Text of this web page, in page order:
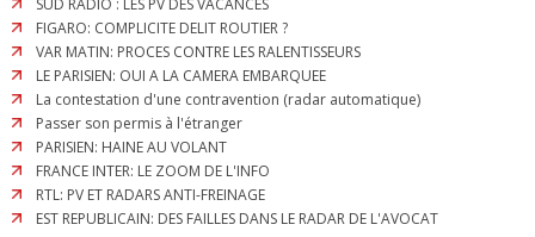
SUD RADIO : LES PV DES VACANCES
FIGARO: COMPLICITE DELIT ROUTIER ?
VAR MATIN: PROCES CONTRE LES RALENTISSEURS
LE PARISIEN: OUI A LA CAMERA EMBARQUEE
La contestation d'une contravention (radar automatique)
Passer son permis à l'étranger
PARISIEN: HAINE AU VOLANT
FRANCE INTER: LE ZOOM DE L'INFO
RTL: PV ET RADARS ANTI-FREINAGE
EST REPUBLICAIN: DES FAILLES DANS LE RADAR DE L'AVOCAT